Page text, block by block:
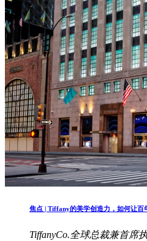
焦点 | Tiffany的美学创造力，如何让百
TiffanyCo.全球总裁兼首席